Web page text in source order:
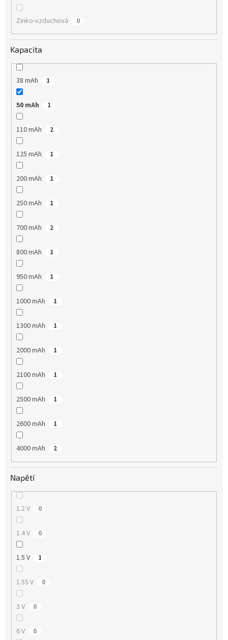
Zinko-vzduchová 0
Kapacita
38 mAh 1
50 mAh 1
110 mAh 2
125 mAh 1
200 mAh 1
250 mAh 1
700 mAh 2
800 mAh 1
950 mAh 1
1000 mAh 1
1300 mAh 1
2000 mAh 1
2100 mAh 1
2500 mAh 1
2600 mAh 1
4000 mAh 2
Napětí
1.2 V 0
1.4 V 0
1.5 V 1
1.55 V 0
3 V 0
6 V 0